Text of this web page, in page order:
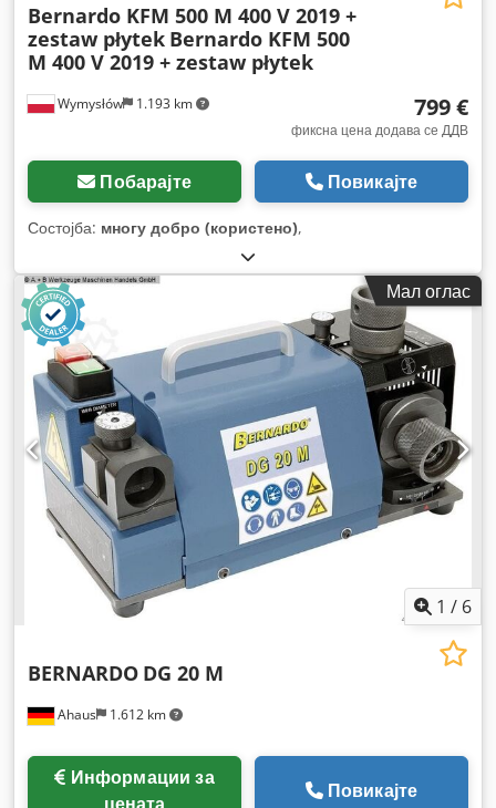
Wymysłów 1.193 km
Bernardo KFM 500 M 400 V 2019 +
zestaw płytek Bernardo KFM 500
M 400 V 2019 + zestaw płytek
799 €
фиксна цена додава се ДДВ
Побарајте Повикајте
Состојба: многу добро (користено),
Мал оглас
1 / 6
Ahaus 1.612 km
BERNARDO DG 20 M
Повикајте